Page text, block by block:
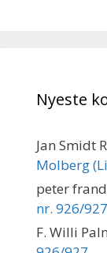
Nyeste
Jan Smidt
Molberg
peter
nr. 926/927
F. Willi